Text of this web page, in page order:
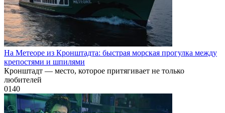
На Метеоре из Кронштадта: быстрая морская прогулка между
крепостями и шпилями
Кронштадт — место, которое притягивает не только
любителей
0140